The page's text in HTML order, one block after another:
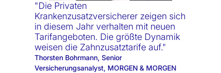
"Die Privaten
Krankenzusatzversicherer zeigen sich
in diesem Jahr verhalten mit neuen
Tarifangeboten. Die größte Dynamik
weisen die Zahnzusatztarife auf."
Thorsten Bohrmann, Senior
Versicherungsanalyst, MORGEN & MORGEN